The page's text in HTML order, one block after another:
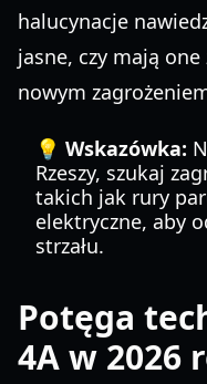
halucynacje
jasne, czy mają one
nowym
💡 Wskazówka:
Rzeszy, szukaj
takich jak rury
elektryczne, aby
strzału.
Potęga
4A w 2026